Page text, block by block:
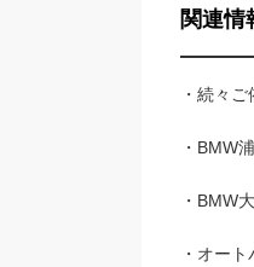
関連情
・続々
・BMW
・BMW
・オー